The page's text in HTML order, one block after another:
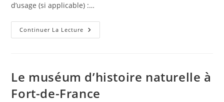
d’usage (si applicable) :…
Continuer La Lecture
Le muséum d’histoire naturelle à
Fort-de-France